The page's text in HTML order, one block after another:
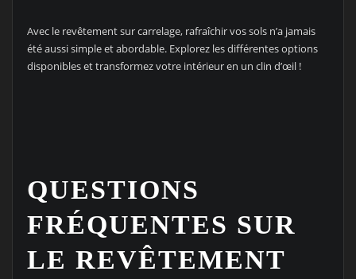
Avec le revêtement sur carrelage, rafraîchir vos sols n’a jamais
été aussi simple et abordable. Explorez les différentes options
disponibles et transformez votre intérieur en un clin d’œil !
QUESTIONS
FRÉQUENTES SUR
LE REVÊTEMENT